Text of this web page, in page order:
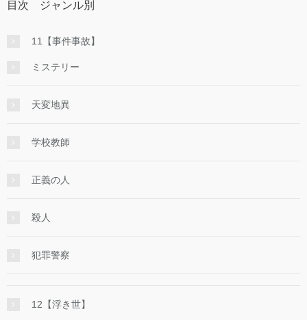
目次 ジャンル別
11【事件事故】
ミステリー
天変地異
学校教師
正義の人
殺人
犯罪警察
12【浮き世】